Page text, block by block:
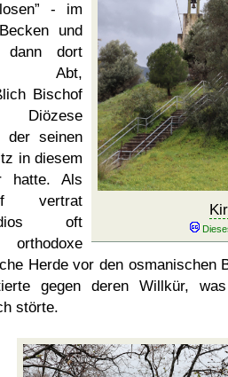
- im
und
dann dort
Abt,
Bischof
der seinen
in diesem
hatte. Als
vertrat
oft
Herde vor den osmanischen
gegen deren Willkür,
störte.